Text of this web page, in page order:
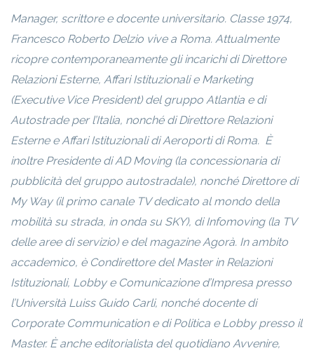
Manager, scrittore e docente universitario. Classe 1974,
Francesco Roberto Delzio vive a Roma. Attualmente
ricopre contemporaneamente gli incarichi di Direttore
Relazioni Esterne, Affari Istituzionali e Marketing
(Executive Vice President) del gruppo Atlantia e di
Autostrade per l’Italia, nonché di Direttore Relazioni
Esterne e Affari Istituzionali di Aeroporti di Roma. È
inoltre Presidente di AD Moving (la concessionaria di
pubblicità del gruppo autostradale), nonché Direttore di
My Way (il primo canale TV dedicato al mondo della
mobilità su strada, in onda su SKY), di Infomoving (la TV
delle aree di servizio) e del magazine Agorà. In ambito
accademico, è Condirettore del Master in Relazioni
Istituzionali, Lobby e Comunicazione d’Impresa presso
l’Università Luiss Guido Carli, nonché docente di
Corporate Communication e di Politica e Lobby presso il
Master. È anche editorialista del quotidiano Avvenire,